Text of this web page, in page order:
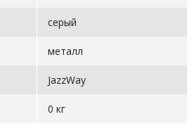
серый
металл
JazzWay
0 кг